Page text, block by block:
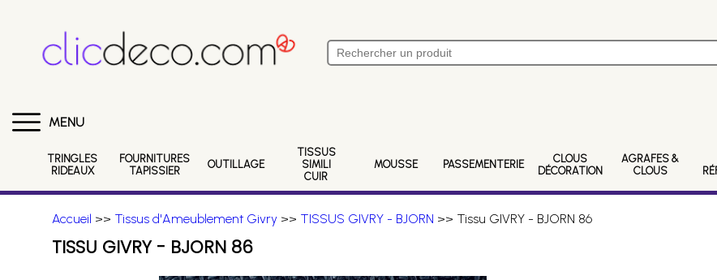
MENU
TRINGLES
RIDEAUX
FOURNITURES
TAPISSIER
OUTILLAGE
TISSUS
SIMILI
CUIR
MOUSSE PASSEMENTERIE
CLOUS
DÉCORATION
AGRAFES &
CLOUS
Accueil >> Tissus d'Ameublement Givry>> TISSUS GIVRY - BJORN >> Tissu GIVRY - BJORN 86
TISSU GIVRY - BJORN 86